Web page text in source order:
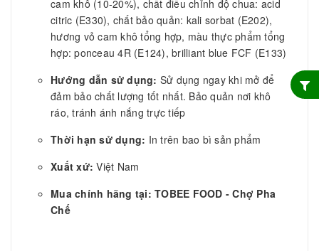
cam khô (10-20%), chất điều chỉnh độ chua: acid
citric (E330), chất bảo quản: kali sorbat (E202),
hương vỏ cam khô tổng hợp, màu thực phẩm tổng
hợp: ponceau 4R (E124), brilliant blue FCF (E133)
Hướng dẫn sử dụng: Sử dụng ngay khi mở để
đảm bảo chất lượng tốt nhất. Bảo quản nơi khô
ráo, tránh ánh nắng trực tiếp
Thời hạn sử dụng: In trên bao bì sản phẩm
Xuất xứ: Việt Nam
Mua chính hãng tại: TOBEE FOOD - Chợ Pha
Chế